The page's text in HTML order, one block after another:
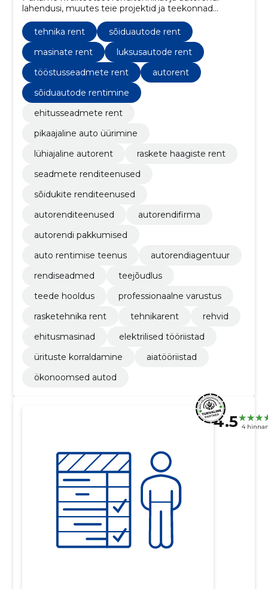
lahendusi, muutes teie projektid ja teekonnad
mugavaks ning edukaks.
tehnika rent
sõiduautode rent
masinate rent
luksusautode rent
tööstusseadmete rent
autorent
sõiduautode rentimine
ehitusseadmete rent
pikaajaline auto üürimine
lühiajaline autorent
raskete haagiste rent
seadmete renditeenused
sõidukite renditeenused
autorenditeenused
autorendifirma
autorendi pakkumised
auto rentimise teenus
autorendiagentuur
rendiseadmed
teejõudlus
teede hooldus
professionaalne varustus
rasketehnika rent
tehnikarent
rehvid
ehitusmasinad
elektrilised tööriistad
ürituste korraldamine
aiatööriistad
ökonoomsed autod
4.5 4